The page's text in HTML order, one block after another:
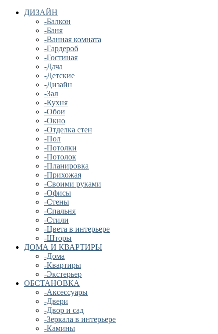
ДИЗАЙН
-Балкон
-Баня
-Ванная комната
-Гардероб
-Гостиная
-Дача
-Детские
-Дизайн
-Зал
-Кухня
-Обои
-Окно
-Отделка стен
-Пол
-Потолки
-Потолок
-Планировка
-Прихожая
-Своими руками
-Офисы
-Стены
-Спальня
-Стили
-Цвета в интерьере
-Шторы
ДОМА И КВАРТИРЫ
-Дома
-Квартиры
-Экстерьер
ОБСТАНОВКА
-Аксессуары
-Двери
-Двор и сад
-Зеркала в интерьере
-Камины